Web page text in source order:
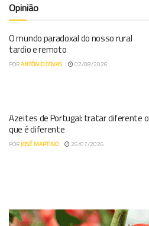
Opinião
O mundo paradoxal do nosso rural
tardio e remoto
PORANTÓNIO COVAS 02/08/2026
Azeites de Portugal: tratar diferente o
que é diferente
PORJOSÉ MARTINO 26/07/2026